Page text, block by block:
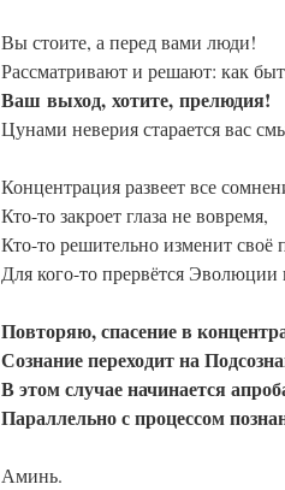
Вы стоите, а перед вами люди!
Рассматривают и решают: как
Ваш выход, хотите, прелюдия!
Цунами неверия старается вас
Концентрация развеет все
Кто-то закроет глаза не вовремя,
Кто-то решительно изменит своё
Для кого-то прервётся Эволюции
Повторяю, спасение в
Сознание переходит на
В этом случае начинается
Параллельно с процессом
Аминь.